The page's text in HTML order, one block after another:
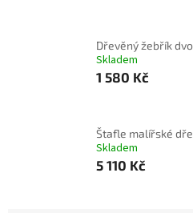
Dřevěný žebřík
Skladem
1 580 Kč
Štafle malířské
Skladem
5 110 Kč